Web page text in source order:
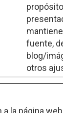
fuente,
blog/
otros
la página